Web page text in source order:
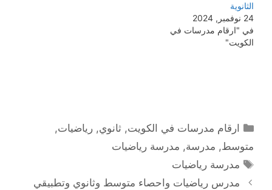
الثانوية
24 نوفمبر, 2024
في "ارقام مدرسات في
الكويت"
التصنيفات
ارقام مدرسات في الكويت,ثانوي,رياضيات,
متوسط, مدرسة, مدرسة رياضيات
الوسوم
مدرسة رياضيات
مدرس رياضيات واحصاء متوسط وثانوي وتطبيقي